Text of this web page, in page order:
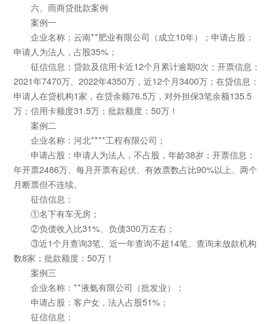
六、雨商贷批款案例
案例一
企业名称：云南**肥业有限公司（成立10年）；申请占股：
申请人为法人，占股35%；
征信信息：贷款及信用卡近12个月累计逾期0次；开票信息：
2021年7470万、2022年4350万，近12个月3400万；在贷信息：
申请人在贷机构1家，在贷余额76.5万，对外担保3笔余额135.5
万；信用卡额度31.5万；批款额度：50万！
案例二
企业名称：河北****工程有限公司；
申请占股：申请人为法人，不占股，年龄38岁；开票信息：
年开票2486万、每月开票有起伏、有效票数占比90%以上、两个
月断票但不连续。
征信信息：
①名下有车无房；
②负债收入比31%、负债300万左右；
③近1个月查询3笔、近一年查询不超14笔、查询未放款机构
数8家；批款额度：50万！
案例三
企业名称：**液氨有限公司（批发业）；
申请占股：客户女，法人占股51%；
征信信息：